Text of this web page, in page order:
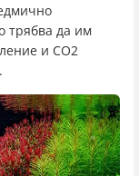
трябва да им
и CO2